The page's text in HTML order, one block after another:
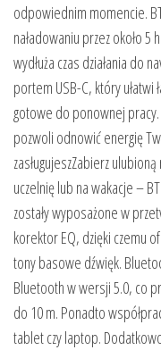
odpowiednim momencie.
naładowaniu przez około
wydłuża czas działania do
portem USB-C, który ułatwi
gotowe do ponownej
pozwoli odnowić energię
zasługujeszZabierz
uczelnię lub na wakacje –
zostały wyposażone w
korektor EQ, dzięki czemu
tony basowe dźwięk.
Bluetooth w wersji 5.0, co
do 10 m. Ponadto
tablet czy laptop.